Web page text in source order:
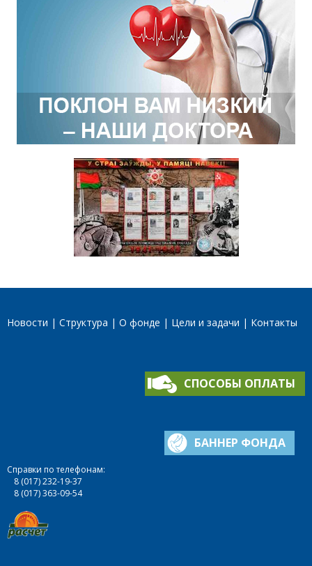
Новости Структура О фонде Цели и задачи Контакты
СПОСОБЫ ОПЛАТЫ
БАННЕР ФОНДА
Справки по телефонам:
8 (017) 232-19-37
8 (017) 363-09-54